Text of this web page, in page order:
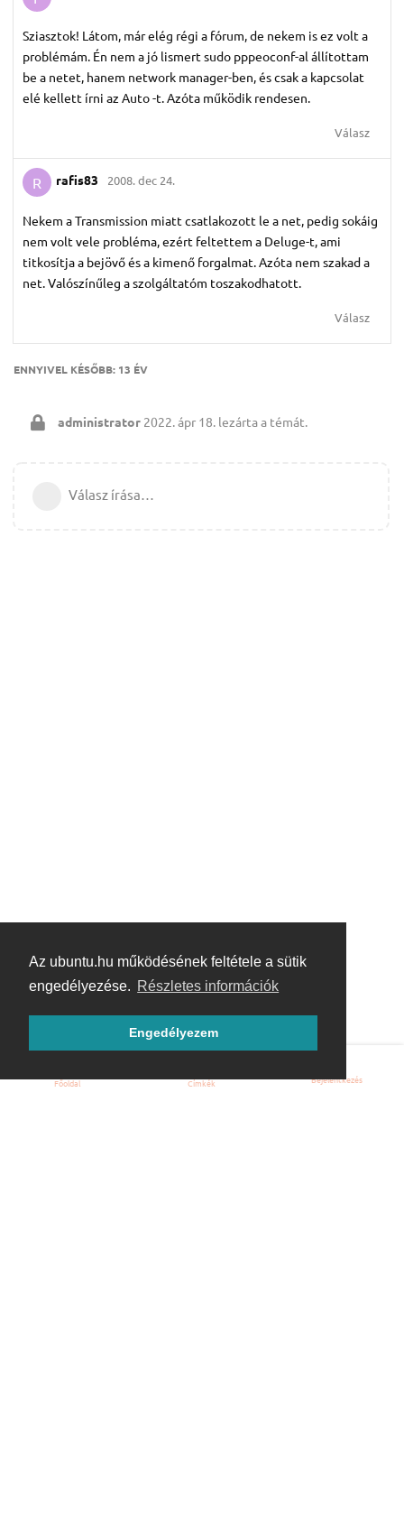
Az ubuntu.hu működésének feltétele a sütik
engedélyezése. Részletes információk
Engedélyezem
Sziasztok! Látom, már elég régi a fórum, de nekem is ez volt a
problémám. Én nem a jó lismert sudo pppeoconf-al állítottam
be a netet, hanem network manager-ben, és csak a kapcsolat
elé kellett írni az Auto -t. Azóta működik rendesen.
Válasz
R rafis83 2008. dec 24.
Nekem a Transmission miatt csatlakozott le a net, pedig sokáig
nem volt vele probléma, ezért feltettem a Deluge-t, ami
titkosítja a bejövő és a kimenő forgalmat. Azóta nem szakad a
net. Valószínűleg a szolgáltatóm toszakodhatott.
Válasz
ENNYIVEL KÉSŐBB: 13 ÉV
administrator 2022. ápr 18. lezárta a témát.
Válasz írása…
Főoldal Címkék Bejelentkezés